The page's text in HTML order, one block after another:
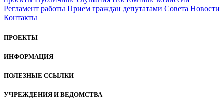
Регламент работы Прием граждан депутатами Совета Новости
Контакты
ПРОЕКТЫ
ИНФОРМАЦИЯ
ПОЛЕЗНЫЕ ССЫЛКИ
УЧРЕЖДЕНИЯ И ВЕДОМСТВА